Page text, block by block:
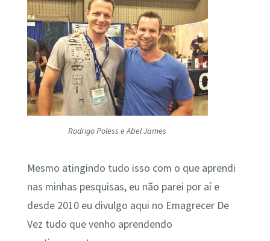
Rodrigo Poless e Abel James
Mesmo atingindo tudo isso com o que aprendi
nas minhas pesquisas, eu não parei por aí e
desde 2010 eu divulgo aqui no Emagrecer De
Vez tudo que venho aprendendo